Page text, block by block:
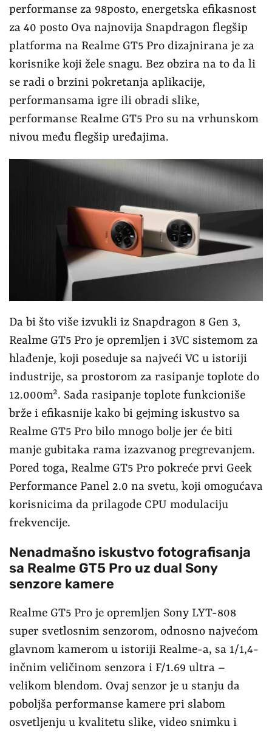
performanse za 98posto, energetska efikasnost
za 40 posto Ova najnovija Snapdragon flegšip
platforma na Realme GT5 Pro dizajnirana je za
korisnike koji žele snagu. Bez obzira na to da li
se radi o brzini pokretanja aplikacije,
performansama igre ili obradi slike,
performanse Realme GT5 Pro su na vrhunskom
nivou među flegšip uređajima.
Da bi što više izvukli iz Snapdragon 8 Gen 3,
Realme GT5 Pro je opremljen i 3VC sistemom za
hlađenje, koji poseduje sa najveći VC u istoriji
industrije, sa prostorom za rasipanje toplote do
12.000m². Sada rasipanje toplote funkcioniše
brže i efikasnije kako bi gejming iskustvo sa
Realme GT5 Pro bilo mnogo bolje jer će biti
manje gubitaka rama izazvanog pregrevanjem.
Pored toga, Realme GT5 Pro pokreće prvi Geek
Performance Panel 2.0 na svetu, koji omogućava
korisnicima da prilagode CPU modulaciju
frekvencije.
Nenadmašno iskustvo fotografisanja
sa Realme GT5 Pro uz dual Sony
senzore kamere
Realme GT5 Pro je opremljen Sony LYT-808
super svetlosnim senzorom, odnosno najvećom
glavnom kamerom u istoriji Realme-a, sa 1/1,4-
inčnim veličinom senzora i F/1.69 ultra –
velikom blendom. Ovaj senzor je u stanju da
poboljša performanse kamere pri slabom
osvetljenju u kvalitetu slike, video snimku i